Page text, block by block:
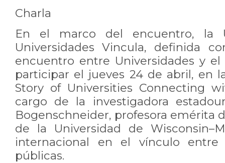
Charla
En el marco del encuentro,
Universidades Vincula, definida
encuentro entre Universidades y el
participar el jueves 24 de abril, en
Story of Universities Connecting
cargo de la investigadora
Bogenschneider, profesora emérita
de la Universidad de
internacional en el vínculo entre
públicas.